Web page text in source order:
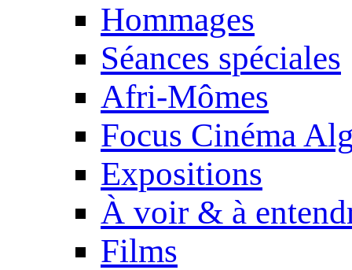
Hommages
Séances spéciales
Afri-Mômes
Focus Cinéma
Expositions
À voir & à
Films